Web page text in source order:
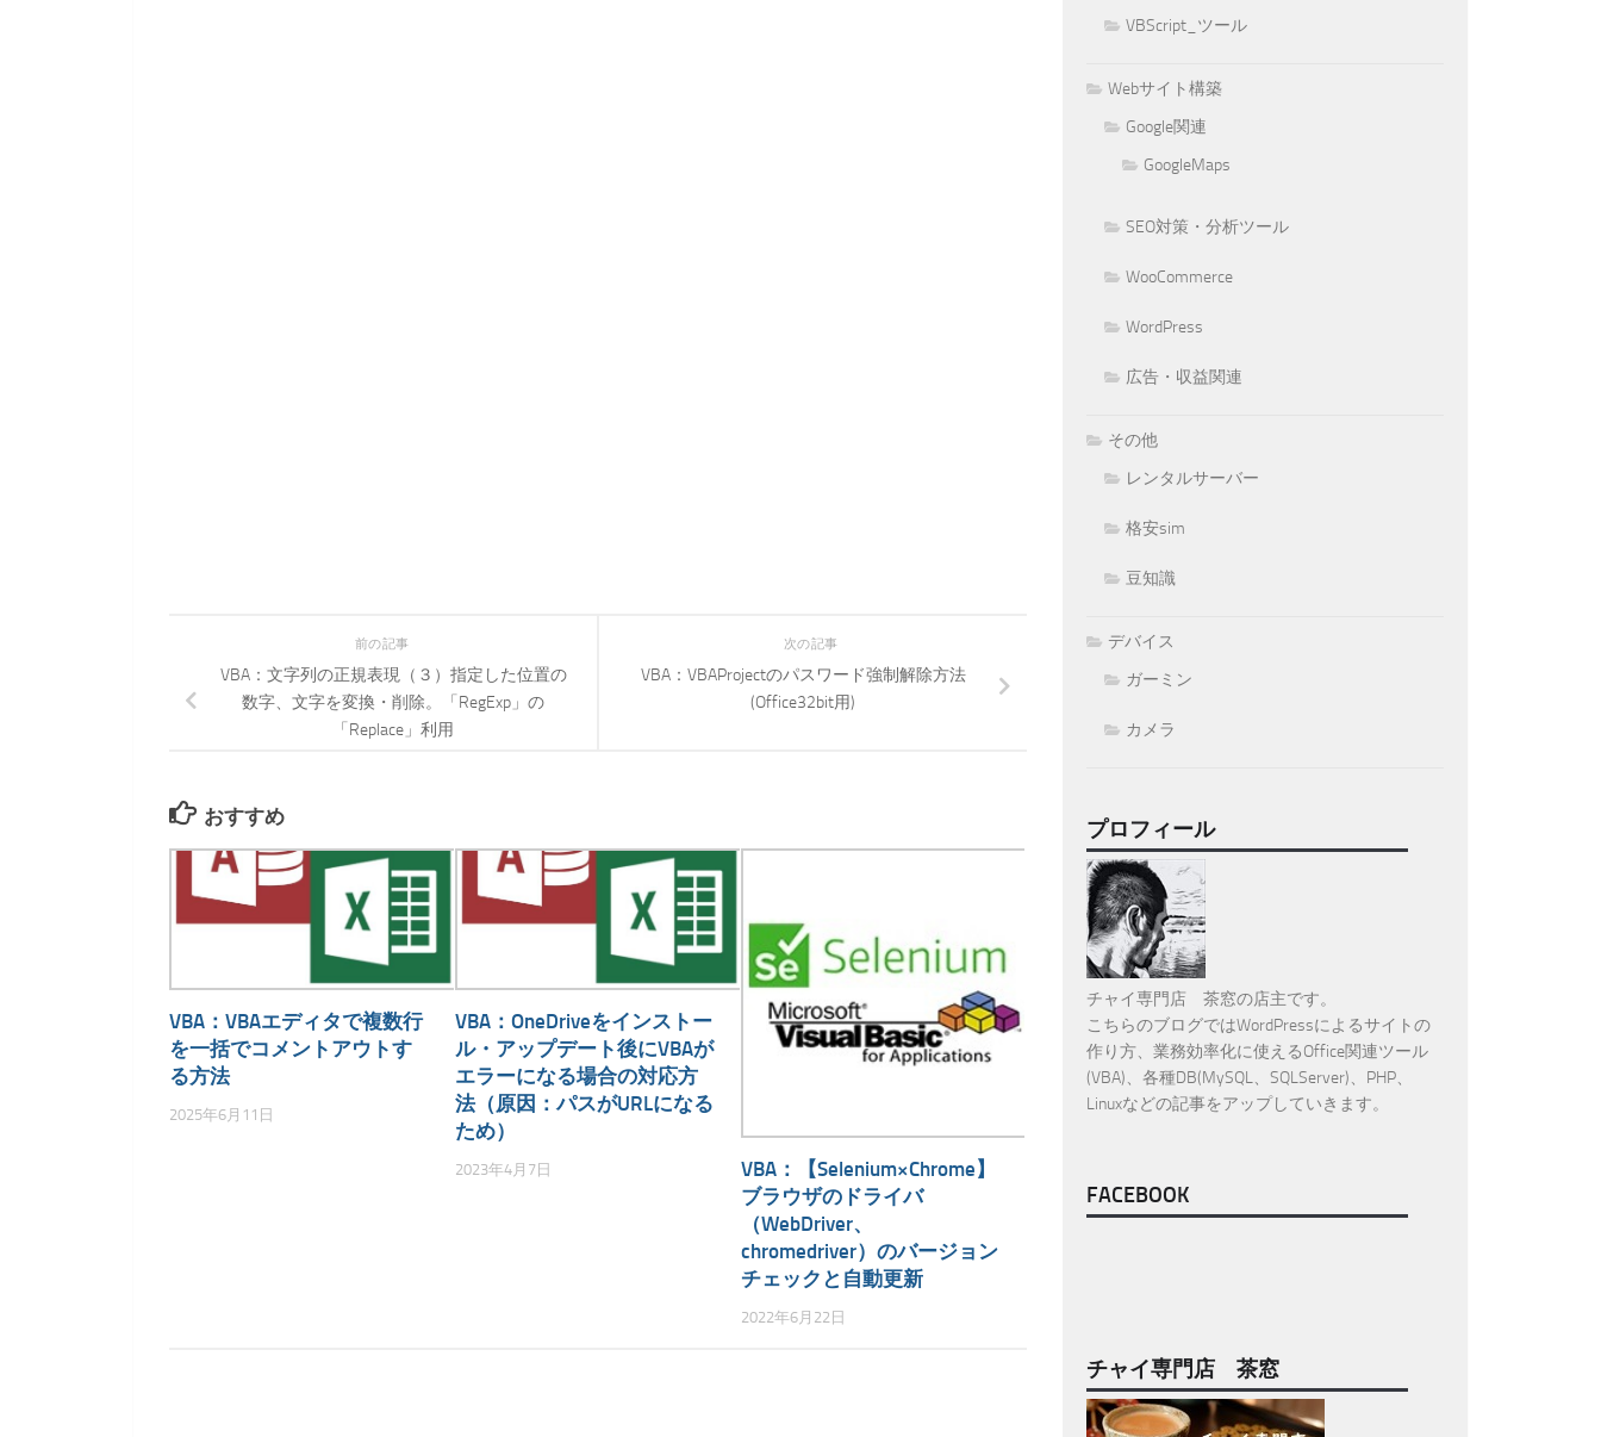
次の記事
VBA：VBAProjectのパスワード強制解除方法
(Office32bit用)
前の記事
VBA：文字列の正規表現（３）指定した位置の
数字、文字を変換・削除。「RegExp」の
「Replace」利用
おすすめ
VBA：VBAエディタで複数行
を一括でコメントアウトす
る方法
2025年6月11日
VBA：OneDriveをインストー
ル・アップデート後にVBAが
エラーになる場合の対応方
法（原因：パスがURLになる
ため）
2023年4月7日
VBA：【Selenium×Chrome】
ブラウザのドライバ
（WebDriver、
chromedriver）のバージョン
チェックと自動更新
2022年6月22日
VBScript_ツール
Webサイト構築
Google関連
GoogleMaps
SEO対策・分析ツール
WooCommerce
WordPress
広告・収益関連
その他
レンタルサーバー
格安sim
豆知識
デバイス
ガーミン
カメラ
プロフィール
チャイ専門店 茶窓の店主です。
こちらのブログではWordPressによるサイトの
作り方、業務効率化に使えるOffice関連ツール
(VBA)、各種DB(MySQL、SQLServer)、PHP、
Linuxなどの記事をアップしていきます。
FACEBOOK
チャイ専門店 茶窓